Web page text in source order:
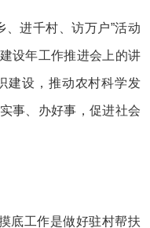
、进千村、访万户”活动
设年工作推进会上的讲
建设，推动农村科学发
事、办好事，促进社会
底工作是做好驻村帮扶